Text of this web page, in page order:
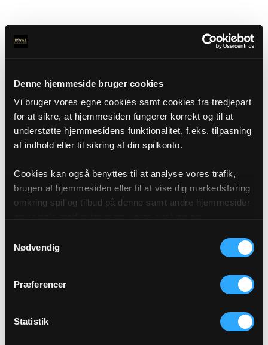
Denne hjemmeside bruger cookies
Vi bruger vores egne cookies samt cookies fra tredjepart
for at sikre, at hjemmesiden fungerer korrekt og til at
understøtte hjemmesidens funktionalitet, f.eks. tilpasning
af indhold eller til sikring af din spilkonto.
Cookies kan også benyttes til at analyse vores trafik,
brugen af hjemmesiden eller til at vise dig markedsføring
omkring spil og tilbud på denne samt andre hjemmesider
af cookies under "Detaljer" eller ved at klikke videre til
vores Cookiepolitik, som du finder i bunden af vores
Nødvendig
Præferencer
Statistik